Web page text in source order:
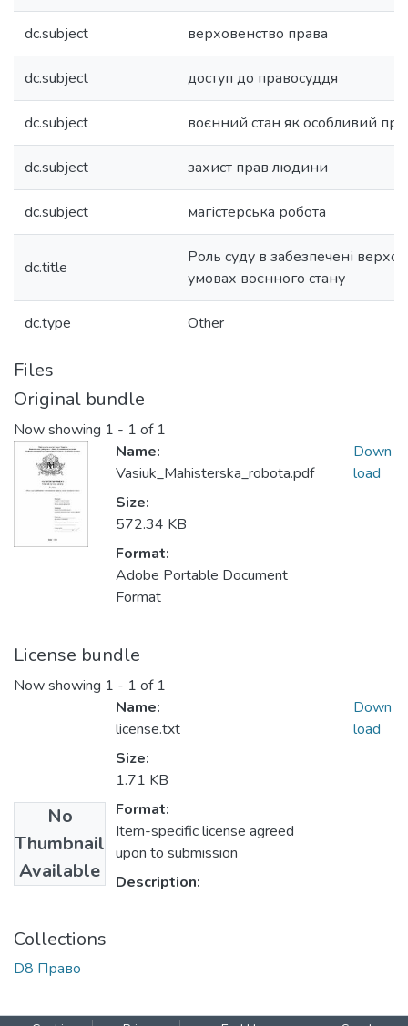
dc.subject верховенство права
dc.subject доступ до правосуддя
dc.subject воєнний стан як особливий
dc.subject захист прав людини
dc.subject магістерська робота
dc.title
Роль суду в забезпечені
умовах воєнного стану
dc.type Other
Files
Original bundle
Now showing 1 - 1 of 1
Name:
Vasiuk_Mahisterska_robota.pdf
Size:
572.34 KB
Format:
Adobe Portable Document
Format
Down
load
License bundle
Now showing 1 - 1 of 1
No
Thumbnail
Available
Name:
license.txt
Size:
1.71 KB
Format:
Item-specific license agreed
upon to submission
Description:
Down
load
Collections
D8 Право